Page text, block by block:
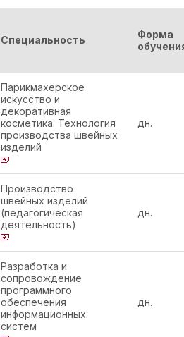
Специальность
Форма
Парикмахерское
искусство и
декоративная
косметика. Технология
производства швейных
изделий
дн.
Производство
швейных изделий
(педагогическая
деятельность)
дн.
Разработка и
сопровождение
программного
обеспечения
информационных
систем
дн.